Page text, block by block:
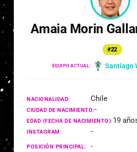
Amaia Morin
#22
EQUIPO ACTUAL: Santiago
NACIONALIDAD: Chile
CIUDAD DE NACIMIENTO:-
EDAD (FECHA DE NACIMIENTO):19
INSTAGRAM: -
POSICIÓN PRINCIPAL: -